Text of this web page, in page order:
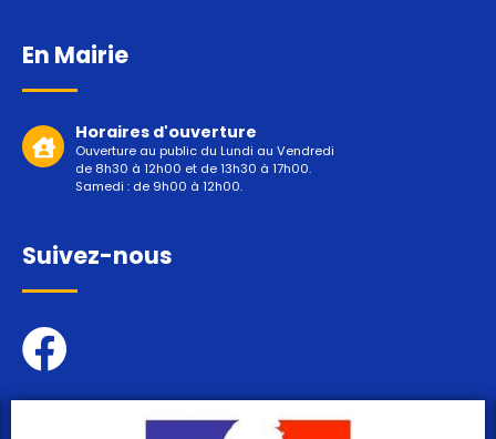
En Mairie
Horaires d'ouverture
Ouverture au public du Lundi au Vendredi
de 8h30 à 12h00 et de 13h30 à 17h00.
Samedi : de 9h00 à 12h00.
Suivez-nous